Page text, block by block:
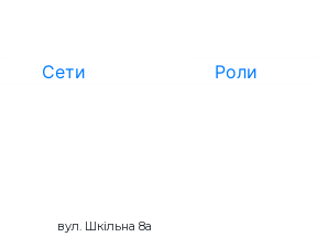
Сети Роли
вул. Шкільна 8а